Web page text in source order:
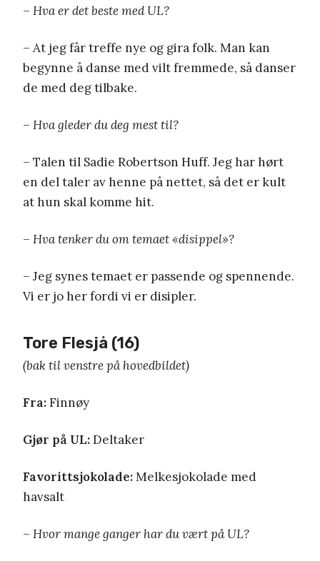
– Hva er det beste med UL?
– At jeg får treffe nye og gira folk. Man kan
begynne å danse med vilt fremmede, så danser
de med deg tilbake.
– Hva gleder du deg mest til?
– Talen til Sadie Robertson Huff. Jeg har hørt
en del taler av henne på nettet, så det er kult
at hun skal komme hit.
– Hva tenker du om temaet «disippel»?
– Jeg synes temaet er passende og spennende.
Vi er jo her fordi vi er disipler.
Tore Flesjå (16)
(bak til venstre på hovedbildet)
Fra:Finnøy
Gjør på UL:Deltaker
Favorittsjokolade:Melkesjokolade med
havsalt
– Hvor mange ganger har du vært på UL?